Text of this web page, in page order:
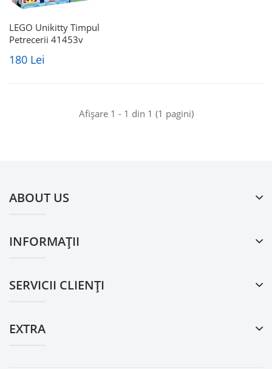
LEGO Unikitty Timpul
Petrecerii 41453v
180 Lei
Afişare 1 - 1 din 1 (1 pagini)
ABOUT US
INFORMAŢII
SERVICII CLIENŢI
EXTRA